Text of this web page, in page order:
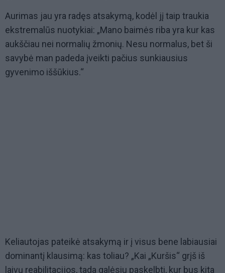
Aurimas jau yra radęs atsakymą, kodėl jį taip traukia
ekstremalūs nuotykiai: „Mano baimės riba yra kur kas
aukščiau nei normalių žmonių. Nesu normalus, bet ši
savybė man padeda įveikti pačius sunkiausius
gyvenimo iššūkius.“
Keliautojas pateikė atsakymą ir į visus bene labiausiai
dominantį klausimą: kas toliau? „Kai „Kuršis“ grįš iš
laivų reabilitacijos, tada galėsiu paskelbti, kur bus kita